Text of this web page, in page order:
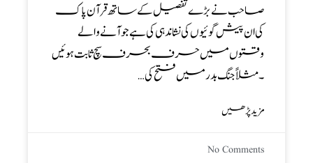
صاحب نے بڑے تفصیل کے ساتھ قرآن پاک
کی ان پیش گوئیوں کی نشاندہی کی ہے جو آنے والے
وقتوں میں حرف بحرف سچ ثابت ہوئیں
۔ مثلاً جنگ بدر میں فتح کی…
مزید پڑھیں
No Comments